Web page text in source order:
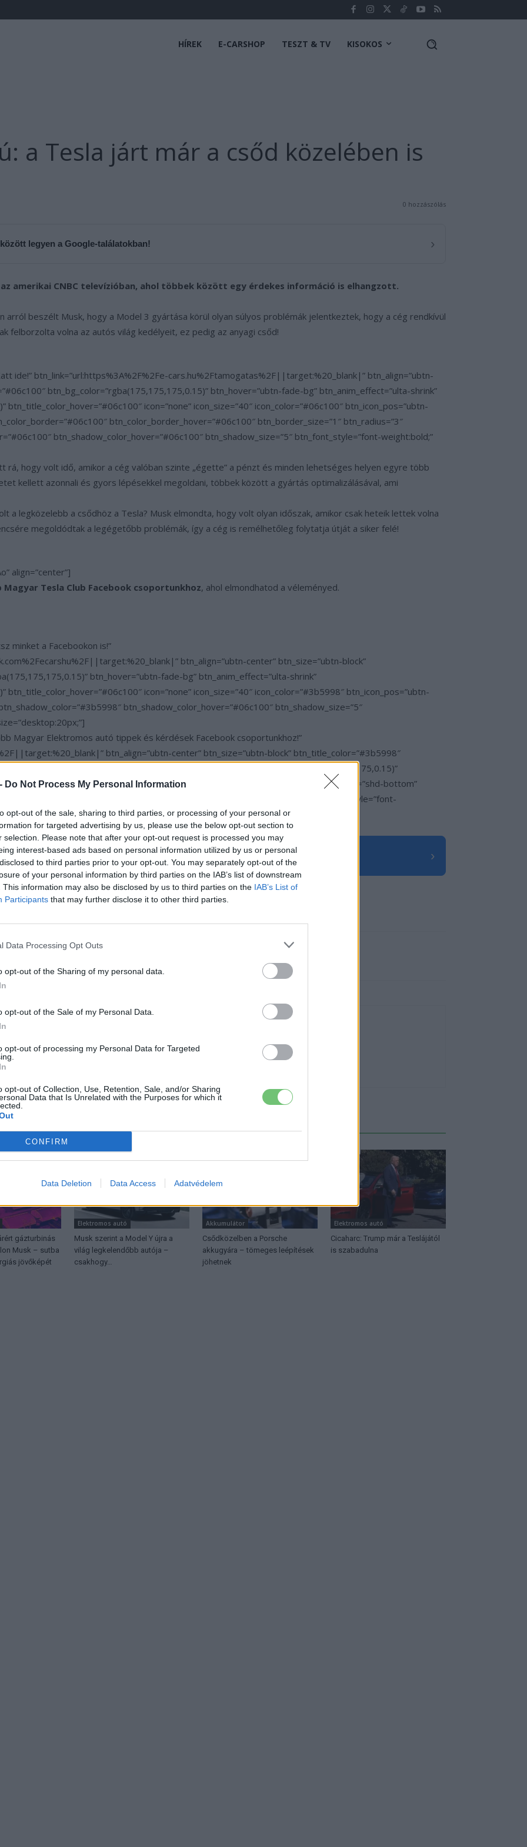
Do Not Process My Personal Information
opt-out of the sale, sharing to third parties, or processing of your personal or
for targeted advertising by us, please use the below opt-out section to
selection. Please note that after your opt-out request is processed you may
interest-based ads based on personal information utilized by us or personal
to third parties prior to your opt-out. You may separately opt-out of the
of your personal information by third parties on the IAB’s list of downstream
This information may also be disclosed by us to third parties on the IAB’s List of
Participants that may further disclose it to other third parties.
Data Processing Opt Outs
opt-out of the Sharing of my personal data.
opt-out of the Sale of my Personal Data.
opt-out of processing my Personal Data for Targeted
opt-out of Collection, Use, Retention, Sale, and/or Sharing
Data that Is Unrelated with the Purposes for which it
CONFIRM
Data Deletion Data Access Adatvédelem
HÍREK E-CARSHOP TESZT & TV KISOKOS
a Tesla járt már a csőd közelében is
0 hozzászólás
legyen a Google-találatokban! ›
amerikai CNBC televízióban, ahol többek között egy érdekes információ is elhangzott.
arról beszélt Musk, hogy a Model 3 gyártása körül olyan súlyos problémák jelentkeztek, hogy a cég rendkívül
felborzolta volna az autós világ kedélyeit, ez pedig az anyagi csőd!
ide!” btn_link=”url:https%3A%2F%2Fe-cars.hu%2Ftamogatas%2F||target:%20_blank|” btn_align=”ubtn-
btn_bg_color=”rgba(175,175,175,0.15)” btn_hover=”ubtn-fade-bg” btn_anim_effect=”ulta-shrink”
icon=”none” icon_size=”40″ icon_color=”#06c100″ btn_icon_pos=”ubtn-
btn_color_border_hover=”#06c100″ btn_border_size=”1″ btn_radius=”3″
btn_shadow_color_hover=”#06c100″ btn_shadow_size=”5″ btn_font_style=”font-weight:bold;”
rá, hogy volt idő, amikor a cég valóban szinte „égette” a pénzt és minden lehetséges helyen egyre több
kellett azonnali és gyors lépésekkel megoldani, többek között a gyártás optimalizálásával, ami
a legközelebb a csődhöz a Tesla? Musk elmondta, hogy volt olyan időszak, amikor csak heteik lettek volna
megoldódtak a legégetőbb problémák, így a cég is remélhetőleg folytatja útját a siker felé!
align=”center”]
Magyar Tesla Club Facebook csoportunkhoz, ahol elmondhatod a véleményed.
minket a Facebookon is!”
btn_align=”ubtn-center” btn_size=”ubtn-block”
btn_hover=”ubtn-fade-bg” btn_anim_effect=”ulta-shrink”
icon=”none” icon_size=”40″ icon_color=”#3b5998″ btn_icon_pos=”ubtn-
btn_shadow_color_hover=”#06c100″ btn_shadow_size=”5″
Magyar Elektromos autó tippek és kérdések Facebook csoportunkhoz!”
btn_align=”ubtn-center” btn_size=”ubtn-block” btn_title_color=”#3b5998″
fade-bg” btn_anim_effect=”ulta-shrink” btn_bg_color_hover=”rgba(175,175,175,0.15)”
icon_color=”#3b5998″ btn_icon_pos=”ubtn-sep-icon-at-left” btn_shadow=”shd-bottom”
btn_shadow_size=”2″ btn_font_size=”desktop:14px;” btn_font_style=”font-
további tartalmakért! ›
3 Tesla
lelkében elkötelezett gamer, kütyü és immár e-autó rajongó!
gázturbinás
Musk – sutba
jövőképét
Elektromos autó
Musk szerint a Model Y újra a
világ legkelendőbb autója –
csakhogy…
Akkumulátor
Csődközelben a Porsche
akkugyára – tömeges leépítések
jöhetnek
Elektromos autó
Cicaharc: Trump már a Teslájától
is szabadulna